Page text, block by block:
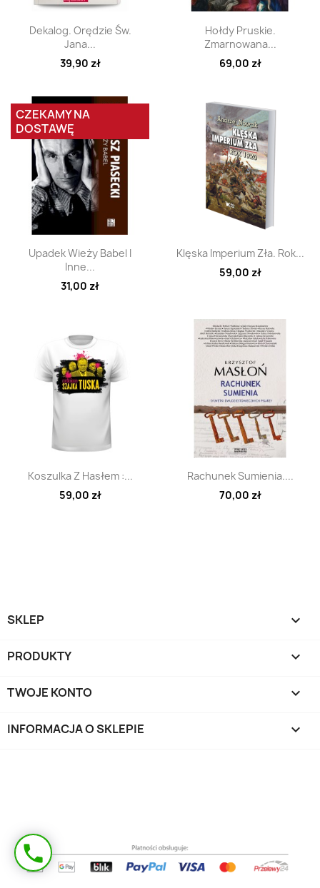
Szybki podgląd
Dekalog. Orędzie Św.
Jana...
39,90 zł
Szybki podgląd
Hołdy Pruskie.
Zmarnowana...
69,00 zł
Szybki podgląd
Upadek Wieży Babel I
Inne...
31,00 zł
CZEKAMY NA
DOSTAWĘ
Szybki podgląd
Klęska Imperium Zła. Rok...
59,00 zł
Szybki podgląd
Koszulka Z Hasłem :...
59,00 zł
Szybki podgląd
Rachunek Sumienia....
70,00 zł
SKLEP 
PRODUKTY 
TWOJE KONTO 
INFORMACJA O SKLEPIE keyboard_arrow_down
Masz pytanie?
Oddzwonimy!
phone